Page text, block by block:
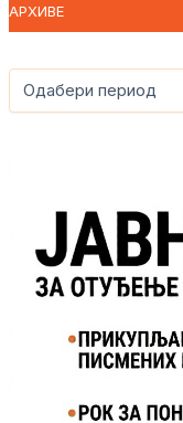
АРХИВЕ